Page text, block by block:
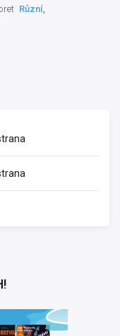
Různí